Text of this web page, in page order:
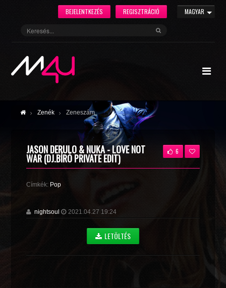
MAGYAR
REGISZTRÁCIÓ
BEJELENTKEZÉS
Zenék Zeneszám
JASON DERULO & NUKA - LOVE NOT
WAR (DJ.BÍRÓ PRIVATE EDIT)
6
Címkék: Pop
nightsoul 2021.04.27 19:24
LETÖLTÉS